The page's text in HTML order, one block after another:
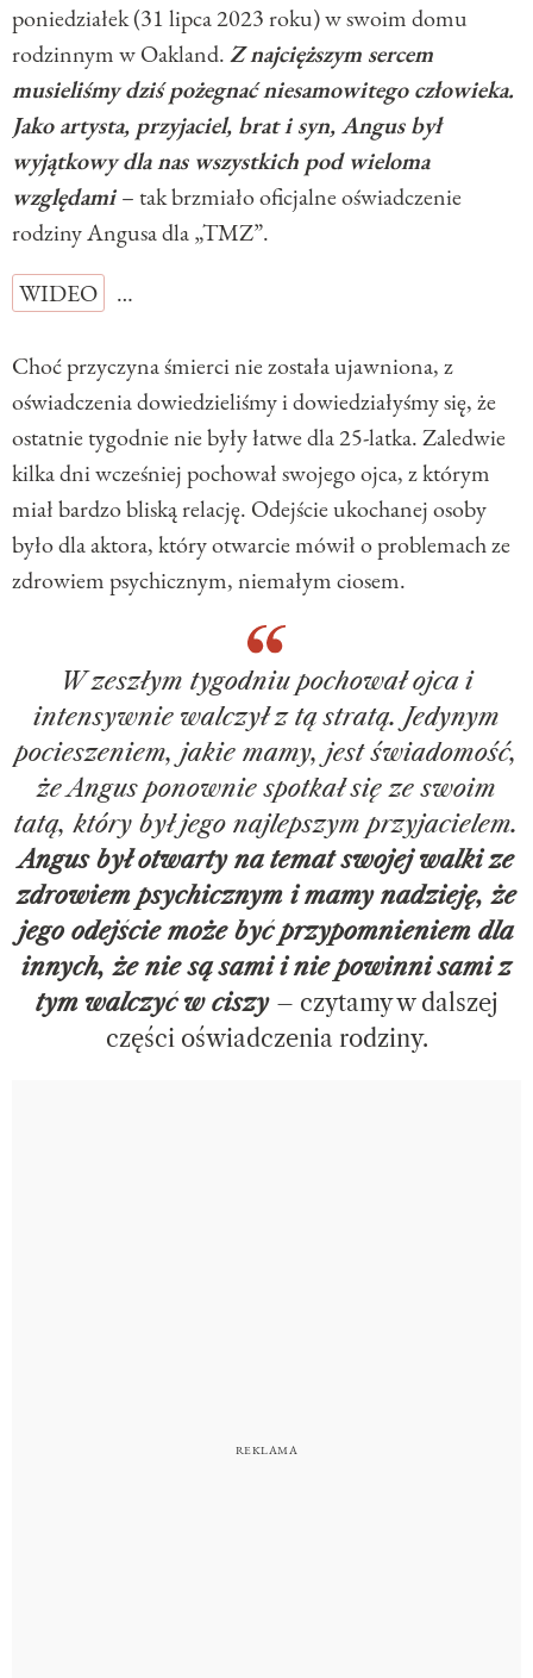
poniedziałek (31 lipca 2023 roku) w swoim domu
rodzinnym w Oakland.Z najcięższym sercem
musieliśmy dziś pożegnać niesamowitego człowieka.
Jako artysta, przyjaciel, brat i syn, Angus był
wyjątkowy dla nas wszystkich pod wieloma
względami– tak brzmiało oficjalne oświadczenie
rodziny Angusa dla „TMZ”.
WIDEO
…
Choć przyczyna śmierci nie została ujawniona, z
oświadczenia dowiedzieliśmy i dowiedziałyśmy się, że
ostatnie tygodnie nie były łatwe dla 25-latka. Zaledwie
kilka dni wcześniej pochował swojego ojca, z którym
miał bardzo bliską relację. Odejście ukochanej osoby
było dla aktora, który otwarcie mówił o problemach ze
zdrowiem psychicznym, niemałym ciosem.
W zeszłym tygodniu pochował ojca i
intensywnie walczył z tą stratą. Jedynym
pocieszeniem, jakie mamy, jest świadomość,
że Angus ponownie spotkał się ze swoim
tatą, który był jego najlepszym przyjacielem.
Angus był otwarty na temat swojej walki ze
zdrowiem psychicznym i mamy nadzieję, że
jego odejście może być przypomnieniem dla
innych, że nie są sami i nie powinni sami z
tym walczyć w ciszy – czytamy w dalszej
części oświadczenia rodziny.